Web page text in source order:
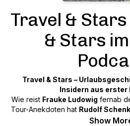
Travel & Stars
& Stars
Travel & Stars –
Insidern aus erster
Wie reist Frauke Ludowig fernab
Tour-Anekdoten hat Rudolf
Gepäck? Und welche kuriosen
Show